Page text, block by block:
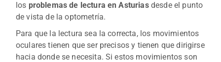
los problemas de lectura en Asturiasdesde el punto
de vista de la optometría.
Para que la lectura sea la correcta, los movimientos
oculares tienen que ser precisos y tienen que dirigirse
hacia donde se necesita. Si estos movimientos son